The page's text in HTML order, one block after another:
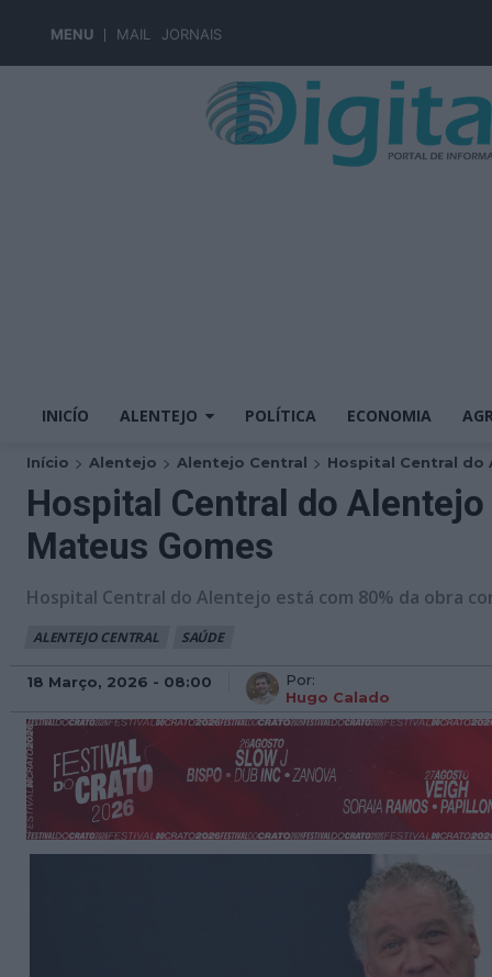
MENU MAIL JORNAIS
INICÍO ALENTEJO POLÍTICA ECONOMIA
Início Alentejo Alentejo Central Hospital Central do
Hospital Central do
Mateus Gomes
Hospital Central do Alentejo está com 80% da obra
ALENTEJO CENTRAL SAÚDE
18 Março, 2026 - 08:00
Por:
Hugo Calado